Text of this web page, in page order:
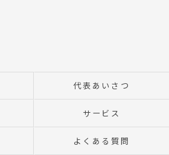
代表あいさつ
サービス
よくある質問